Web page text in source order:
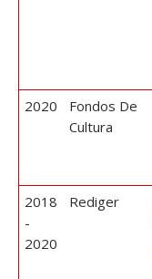
2020
Fondos De
Cultura
2018
-
2020
Rediger